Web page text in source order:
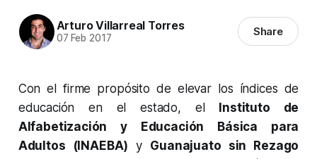
Arturo Villarreal Torres
07 Feb 2017 Share
Con el firme propósito de elevar los índices de
educación en el estado, el Instituto de
Alfabetización y Educación Básica para
Adultos (INAEBA) y Guanajuato sin Rezago